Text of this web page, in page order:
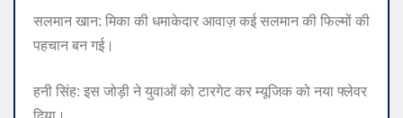
सलमान खान: मिका की धमाकेदार आवाज़ कई सलमान की फिल्मों की
पहचान बन गई।
हनी सिंह: इस जोड़ी ने युवाओं को टारगेट कर म्यूजिक को नया फ्लेवर